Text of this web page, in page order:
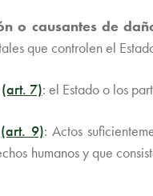
o causantes de
que controlen el
(art. 7): el Estado o los
(art. 9): Actos
humanos y que